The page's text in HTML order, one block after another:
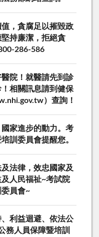
，貪腐足以摧毀政
持廉潔，拒絕貪
286-586
院！就醫請先到診
相關訊息請到健保
）查詢！
家進步的動力。考
訓委員會提醒您。
法律，效忠國家及
人民福祉~考試院
員會~
利益迴避、依法公
務人員保障暨培訓